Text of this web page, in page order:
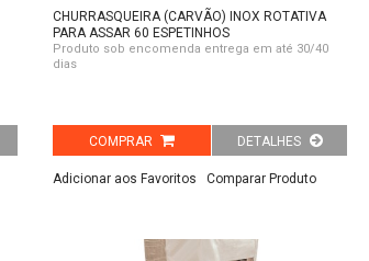
CHURRASQUEIRA (CARVÃO) INOX ROTATIVA
PARA ASSAR 60 ESPETINHOS
Produto sob encomenda entrega em até 30/40
dias
COMPRAR DETALHES
Adicionar aos Favoritos Comparar Produto